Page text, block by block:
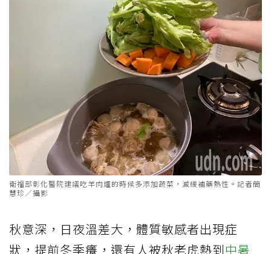
衛福部彰化醫院建議吃羊肉爐的時候多添加蔬菜，減緩補藥熱性。記者簡
慧珍／攝影
秋意深，日夜溫差大，體質敏感者出現症
狀，提前冬季癢，還有人被秋老虎熱到中暑